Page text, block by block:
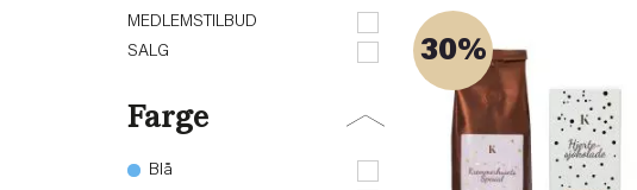
MEDLEMSTILBUD
SALG
Farge
Blå
30%